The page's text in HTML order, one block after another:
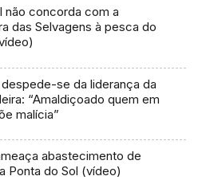
não concorda com a
das Selvagens à pesca do
se da liderança da
“Amaldiçoado quem em
malícia”
abastecimento de
Ponta do Sol (vídeo)